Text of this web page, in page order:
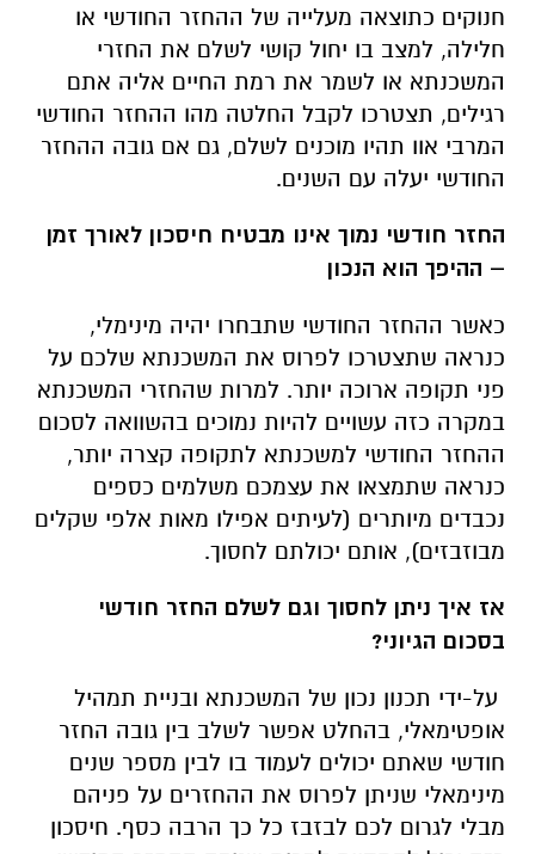
חנוקים כתוצאה מעלייה של ההחזר החודשי או
חלילה, למצב בו יחול קושי לשלם את החזרי
המשכנתא או לשמר את רמת החיים אליה אתם
רגילים, תצטרכו לקבל החלטה מהו ההחזר החודשי
המרבי אוו תהיו מוכנים לשלם, גם אם גובה ההחזר
החודשי יעלה עם השנים.
החזר חודשי נמוך אינו מבטיח חיסכון לאורך זמן
– ההיפך הוא הנכון
כאשר ההחזר החודשי שתבחרו יהיה מינימלי,
כנראה שתצטרכו לפרוס את המשכנתא שלכם על
פני תקופה ארוכה יותר. למרות שהחזרי המשכנתא
במקרה כזה עשויים להיות נמוכים בהשוואה לסכום
ההחזר החודשי למשכנתא לתקופה קצרה יותר,
כנראה שתמצאו את עצמכם משלמים כספים
נכבדים מיותרים (לעיתים אפילו מאות אלפי שקלים
מבוזבזים), אותם יכולתם לחסוך.
אז איך ניתן לחסוך וגם לשלם החזר חודשי
בסכום הגיוני?
על-ידי תכנון נכון של המשכנתא ובניית תמהיל
אופטימאלי, בהחלט אפשר לשלב בין גובה החזר
חודשי שאתם יכולים לעמוד בו לבין מספר שנים
מינימאלי שניתן לפרוס את ההחזרים על פניהם
מבלי לגרום לכם לבזבז כל כך הרבה כסף. חיסכון